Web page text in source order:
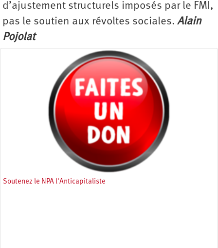
d’ajustement structurels imposés par le FMI,
pas le soutien aux révoltes sociales. Alain
Pojolat
Soutenez le NPA l'Anticapitaliste